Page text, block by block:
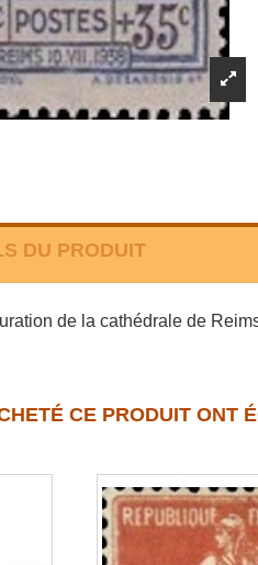
DU PRODUIT
de la cathédrale de
CE PRODUIT ONT